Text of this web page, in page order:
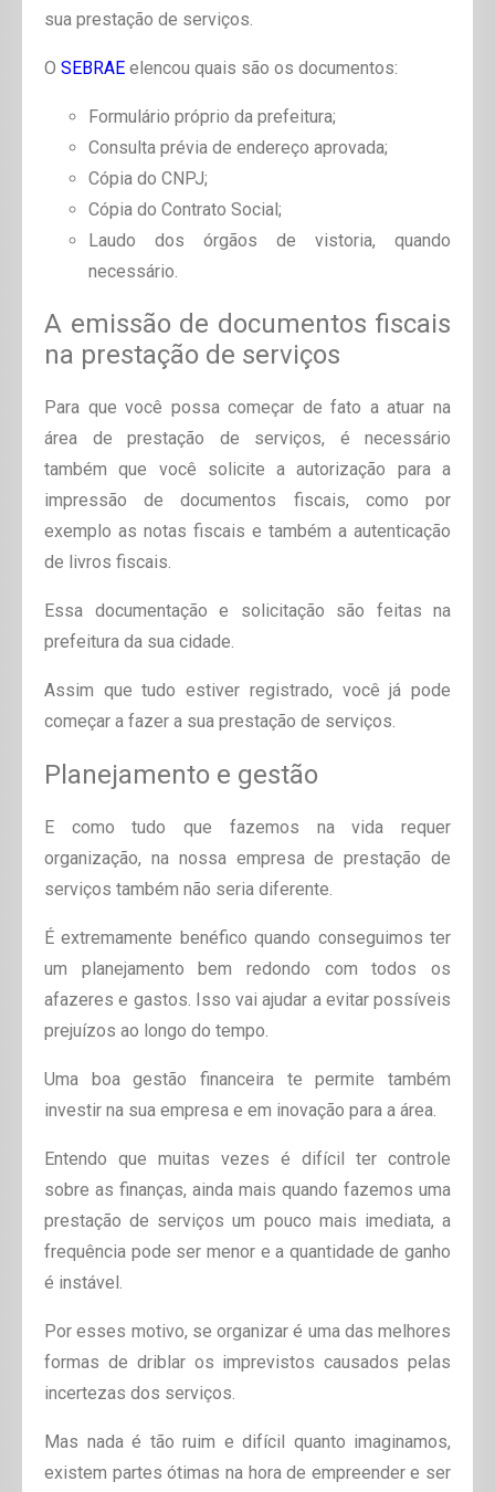
sua prestação de serviços.
O SEBRAE elencou quais são os documentos:
Formulário próprio da prefeitura;
Consulta prévia de endereço aprovada;
Cópia do CNPJ;
Cópia do Contrato Social;
Laudo dos órgãos de vistoria, quando
necessário.
A emissão de documentos fiscais
na prestação de serviços
Para que você possa começar de fato a atuar na
área de prestação de serviços, é necessário
também que você solicite a autorização para a
impressão de documentos fiscais, como por
exemplo as notas fiscais e também a autenticação
de livros fiscais.
Essa documentação e solicitação são feitas na
prefeitura da sua cidade.
Assim que tudo estiver registrado, você já pode
começar a fazer a sua prestação de serviços.
Planejamento e gestão
E como tudo que fazemos na vida requer
organização, na nossa empresa de prestação de
serviços também não seria diferente.
É extremamente benéfico quando conseguimos ter
um planejamento bem redondo com todos os
afazeres e gastos. Isso vai ajudar a evitar possíveis
prejuízos ao longo do tempo.
Uma boa gestão financeira te permite também
investir na sua empresa e em inovação para a área.
Entendo que muitas vezes é difícil ter controle
sobre as finanças, ainda mais quando fazemos uma
prestação de serviços um pouco mais imediata, a
frequência pode ser menor e a quantidade de ganho
é instável.
Por esses motivo, se organizar é uma das melhores
formas de driblar os imprevistos causados pelas
incertezas dos serviços.
Mas nada é tão ruim e difícil quanto imaginamos,
existem partes ótimas na hora de empreender e ser